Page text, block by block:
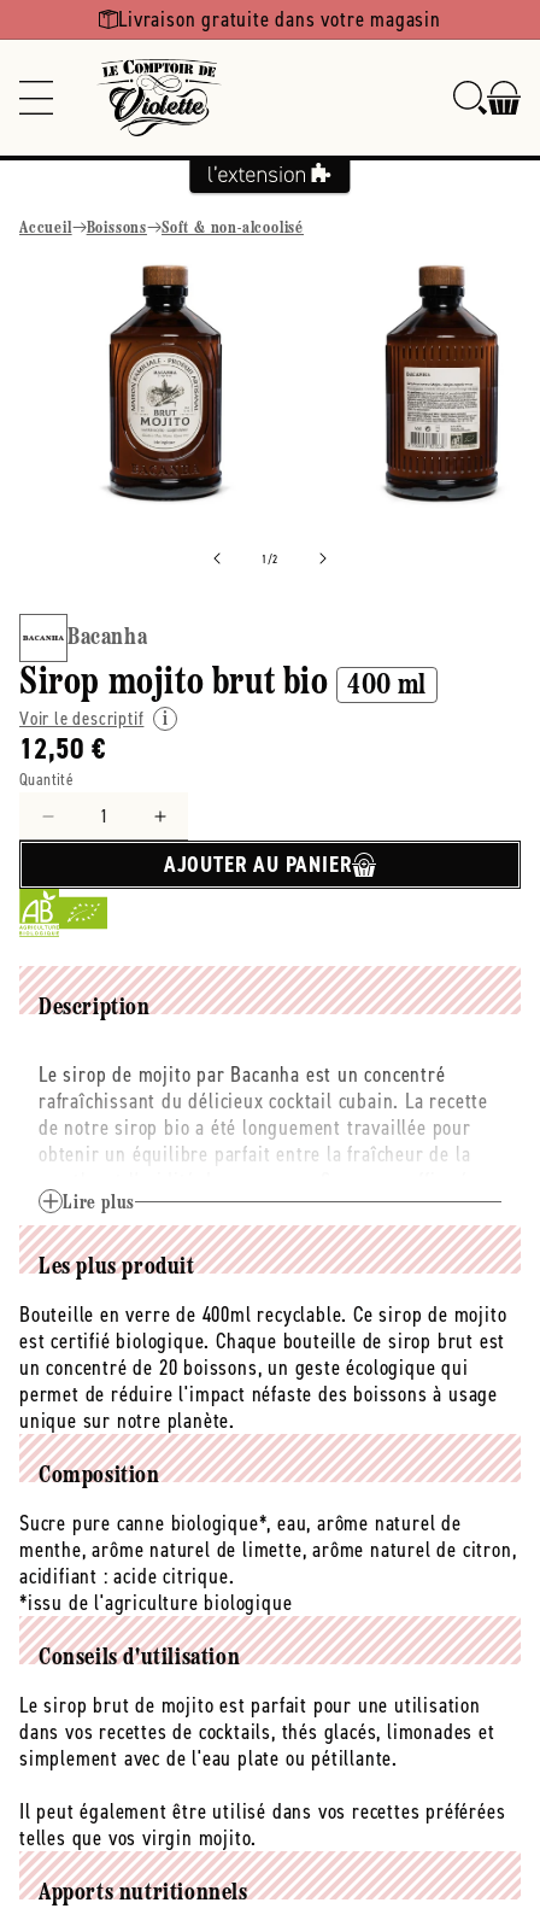
Ignorer et
passer au Livraison gratuite dans votre magasin
Accueil Boissons Soft & non-alcoolisé
1 /de2
Bacanha
Sirop mojito brut bio 400 ml
Voir le descriptif
12,50 €
Quantité
Réduire
de
Bacanha
-
Sirop
bio
-
400
ml
Augmenter
la
quantité
-
Sirop
bio
-
400
ml
AJOUTER AU PANIER
Description
Le sirop de mojito par Bacanha est un concentré
rafraîchissant du délicieux cocktail cubain. La recette
de notre sirop bio a été longuement travaillée pour
obtenir un équilibre parfait entre la fraîcheur de la
de menthe et citron vert en font l'allier parfait pour se
désaltérer.
La gamme de Sirop Brut par Bacanha offre une
collection de saveurs uniques. Les sirops sont
élaborés à partir de matières premières nobles
rigoureusement sélectionnées. Cette gamme de
produits est idéale pour agrémenter les cocktails,
cafés, thés et eaux d'une touche d'originalité.
Ces derniers sont moins sucrés qu'un sirop classique,
extraits naturels, offrant donc une puissance
aromatique sans égal...
Lire plus
Les plus produit
Bouteille en verre de 400ml recyclable. Ce sirop de mojito
est certifié biologique. Chaque bouteille de sirop brut est
un concentré de 20 boissons, un geste écologique qui
permet de réduire l'impact néfaste des boissons à usage
unique sur notre planète.
Composition
Sucre pure canne biologique*, eau, arôme naturel de
menthe, arôme naturel de limette, arôme naturel de citron,
acidifiant : acide citrique.
*issu de l'agriculture biologique
Conseils d'utilisation
Le sirop brut de mojito est parfait pour une utilisation
dans vos recettes de cocktails, thés glacés, limonades et
simplement avec de l'eau plate ou pétillante.
Il peut également être utilisé dans vos recettes préférées
telles que vos virgin mojito.
Apports nutritionnels